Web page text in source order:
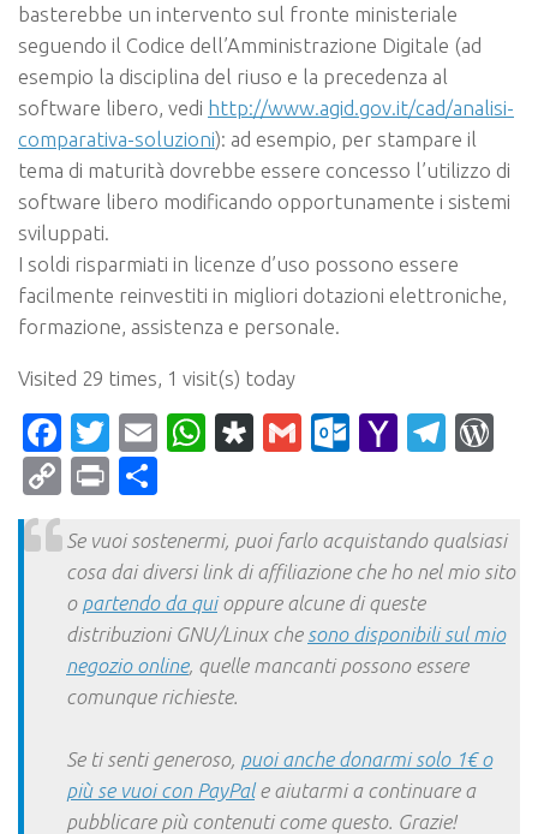
basterebbe un intervento sul fronte ministeriale
seguendo il Codice dell’Amministrazione Digitale (ad
esempio la disciplina del riuso e la precedenza al
software libero, vedi http://www.agid.gov.it/cad/analisi-
comparativa-soluzioni): ad esempio, per stampare il
tema di maturità dovrebbe essere concesso l’utilizzo di
software libero modificando opportunamente i sistemi
sviluppati.
I soldi risparmiati in licenze d’uso possono essere
facilmente reinvestiti in migliori dotazioni elettroniche,
formazione, assistenza e personale.
Visited 29 times, 1 visit(s) today
Facebook
Twitter
EmailWhatsApp
Diaspora
Gmail Yahoo
CopyPrint
Se vuoi sostenermi, puoi farlo acquistando qualsiasi
cosa dai diversi link di affiliazione che ho nel mio sito
o partendo da quioppure alcune di queste
distribuzioni GNU/Linux che sono disponibili sul mio
negozio online, quelle mancanti possono essere
comunque richieste.
Se ti senti generoso, puoi anche donarmi solo 1€ o
più se vuoi con PayPale aiutarmi a continuare a
pubblicare più contenuti come questo. Grazie!